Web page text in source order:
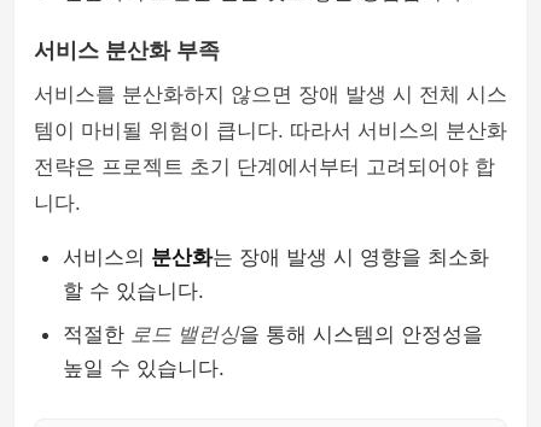
서비스 분산화 부족
서비스를 분산화하지 않으면 장애 발생 시 전체 시스
템이 마비될 위험이 큽니다. 따라서 서비스의 분산화
전략은 프로젝트 초기 단계에서부터 고려되어야 합
니다.
서비스의 분산화는 장애 발생 시 영향을 최소화
할 수 있습니다.
적절한 로드 밸런싱을 통해 시스템의 안정성을
높일 수 있습니다.